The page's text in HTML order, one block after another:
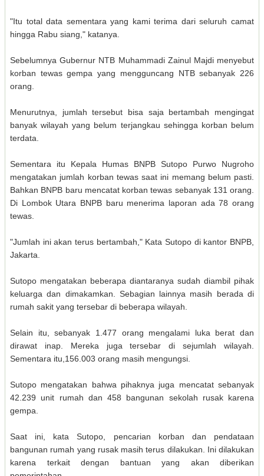
"Itu total data sementara yang kami terima dari seluruh camat
hingga Rabu siang," katanya.
Sebelumnya Gubernur NTB Muhammadi Zainul Majdi menyebut
korban tewas gempa yang mengguncang NTB sebanyak 226
orang.
Menurutnya, jumlah tersebut bisa saja bertambah mengingat
banyak wilayah yang belum terjangkau sehingga korban belum
terdata.
Sementara itu Kepala Humas BNPB Sutopo Purwo Nugroho
mengatakan jumlah korban tewas saat ini memang belum pasti.
Bahkan BNPB baru mencatat korban tewas sebanyak 131 orang.
Di Lombok Utara BNPB baru menerima laporan ada 78 orang
tewas.
"Jumlah ini akan terus bertambah," Kata Sutopo di kantor BNPB,
Jakarta.
Sutopo mengatakan beberapa diantaranya sudah diambil pihak
keluarga dan dimakamkan. Sebagian lainnya masih berada di
rumah sakit yang tersebar di beberapa wilayah.
Selain itu, sebanyak 1.477 orang mengalami luka berat dan
dirawat inap. Mereka juga tersebar di sejumlah wilayah.
Sementara itu,156.003 orang masih mengungsi.
Sutopo mengatakan bahwa pihaknya juga mencatat sebanyak
42.239 unit rumah dan 458 bangunan sekolah rusak karena
gempa.
Saat ini, kata Sutopo, pencarian korban dan pendataan
bangunan rumah yang rusak masih terus dilakukan. Ini dilakukan
karena terkait dengan bantuan yang akan diberikan